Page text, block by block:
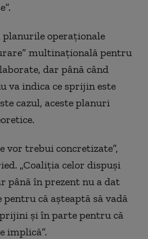
operaționale
multinațională pentru
dar până când
va indica ce sprijin este
cazul, aceste planuri
vor trebui concretizate”,
„Coaliția celor dispuși
până în prezent nu a dat
că așteaptă să vadă
și în parte pentru că
implică”.